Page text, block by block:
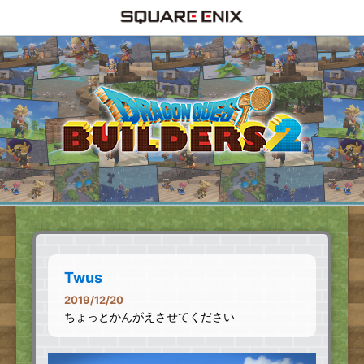
Twus
2019/12/20
ちょっとかんがえさせてください